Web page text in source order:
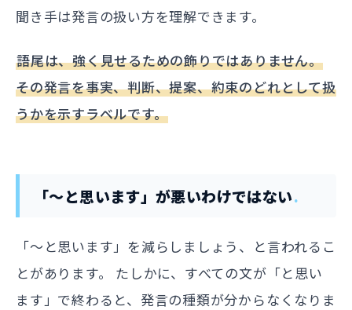
聞き手は発言の扱い方を理解できます。
語尾は、強く見せるための飾りではありません。
その発言を事実、判断、提案、約束のどれとして扱
うかを示すラベルです。
「〜と思います」が悪いわけではない
「〜と思います」を減らしましょう、と言われるこ
とがあります。 たしかに、すべての文が「と思い
ます」で終わると、発言の種類が分からなくなりま